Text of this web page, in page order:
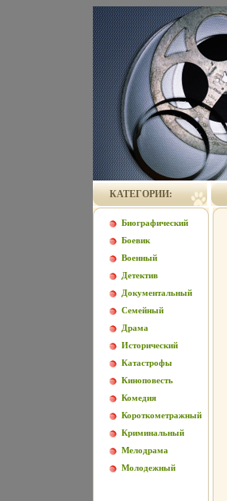
КАТЕГОРИИ:
Биографический
Боевик
Военный
Детектив
Документальный
Семейный
Драма
Исторический
Катастрофы
Киноповесть
Комедия
Короткометражный
Криминальный
Мелодрама
Молодежный